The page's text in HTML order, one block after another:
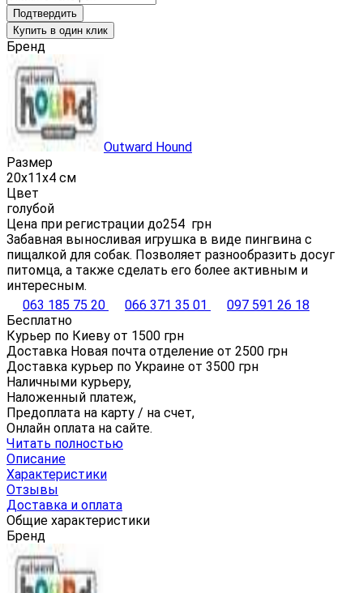
Подтвердить
Купить в один клик
Бренд
Outward Hound
Размер
20х11х4 см
Цвет
голубой
Цена при регистрации до254 грн
Забавная выносливая игрушка в виде пингвина с
пищалкой для собак. Позволяет разнообразить досуг
питомца, а также сделать его более активным и
интересным.
063 185 75 20
066 371 35 01
097 591 26 18
Бесплатно
Курьер по Киеву от 1500 грн
Доставка Новая почта отделение от 2500 грн
Доставка курьер по Украине от 3500 грн
Наличными курьеру,
Наложенный платеж,
Предоплата на карту / на счет,
Онлайн оплата на сайте.
Читать полностью
Описание
Характеристики
Отзывы
Доставка и оплата
Общие характеристики
Бренд